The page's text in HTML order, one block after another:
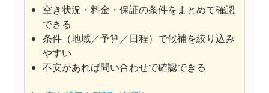
空き状況・料金・保証の条件をまとめて確認
できる
条件（地域／予算／日程）で候補を絞り込み
やすい
不安があれば問い合わせで確認できる